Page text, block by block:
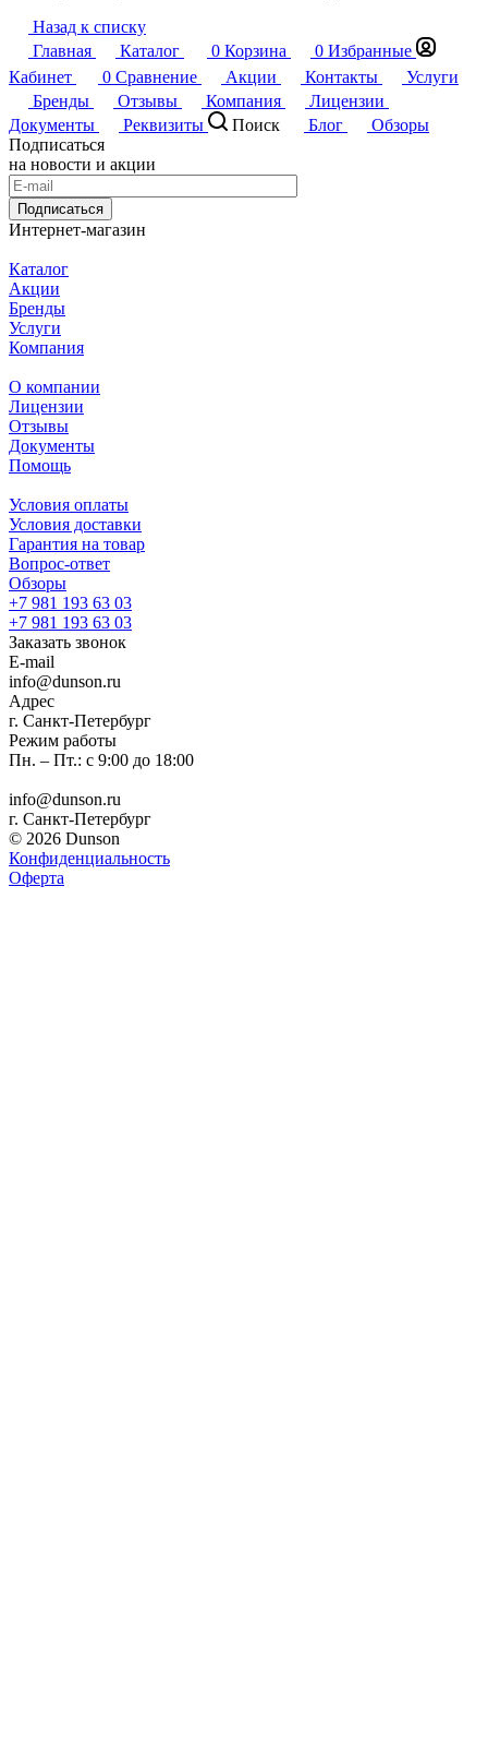
Назад к списку
Главная
Каталог 0 Корзина 0 Избранные
Кабинет
0 Сравнение Акции Контакты
Услуги
Бренды
Отзывы Компания
Лицензии
Документы
Реквизиты Поиск Блог
Обзоры
Подписаться
на новости и акции
Подписаться
Интернет-магазин
Каталог
Акции
Бренды
Услуги
Компания
О компании
Лицензии
Отзывы
Документы
Помощь
Условия оплаты
Условия доставки
Гарантия на товар
Вопрос-ответ
Обзоры
+7 981 193 63 03
+7 981 193 63 03
Заказать звонок
E-mail
info@dunson.ru
Адрес
г. Санкт-Петербург
Режим работы
Пн. – Пт.: с 9:00 до 18:00
info@dunson.ru
г. Санкт-Петербург
© 2026 Dunson
Конфиденциальность
Оферта